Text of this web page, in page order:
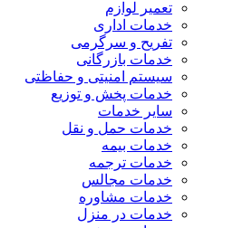
تعمیر لوازم
خدمات اداری
تفریح و سرگرمی
خدمات بازرگانی
سیستم امنیتی و حفاظتی
خدمات پخش و توزیع
سایر خدمات
خدمات حمل و نقل
خدمات بیمه
خدمات ترجمه
خدمات مجالس
خدمات مشاوره
خدمات در منزل